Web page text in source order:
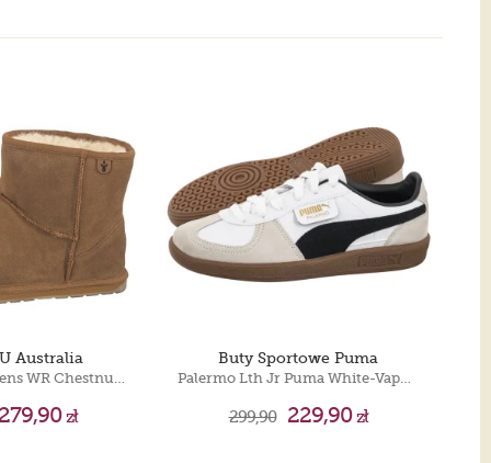
Australia
Wallaby Mini Teens WR Chestnut T10103
279,90zł
Buty Sportowe Puma
Palermo Lth Jr Puma White-Vapor Gray-Gum 397275-01
299,90 229,90zł